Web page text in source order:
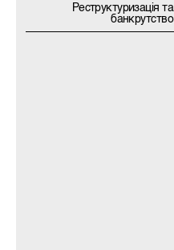
Реструктуризацiя та
банкрутство